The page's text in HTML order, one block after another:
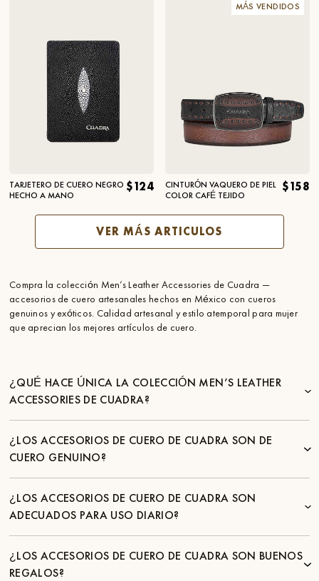
TARJETERO DE CUERO NEGRO
HECHO A MANO
$124
MÁS VENDIDOS
CINTURÓN VAQUERO DE PIEL
COLOR CAFÉ TEJIDO
$158
VER MÁS ARTICULOS
Compra la colección Men’s Leather Accessories de Cuadra —
accesorios de cuero artesanales hechos en México con cueros
genuinos y exóticos. Calidad artesanal y estilo atemporal para mujer
que aprecian los mejores artículos de cuero.
¿QUÉ HACE ÚNICA LA COLECCIÓN MEN’S LEATHER
ACCESSORIES DE CUADRA?
¿LOS ACCESORIOS DE CUERO DE CUADRA SON DE
CUERO GENUINO?
¿LOS ACCESORIOS DE CUERO DE CUADRA SON
ADECUADOS PARA USO DIARIO?
¿LOS ACCESORIOS DE CUERO DE CUADRA SON BUENOS
REGALOS?